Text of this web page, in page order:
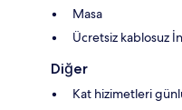
Masa
Ücretsiz kablosuz
Diğer
Kat hizimetleri